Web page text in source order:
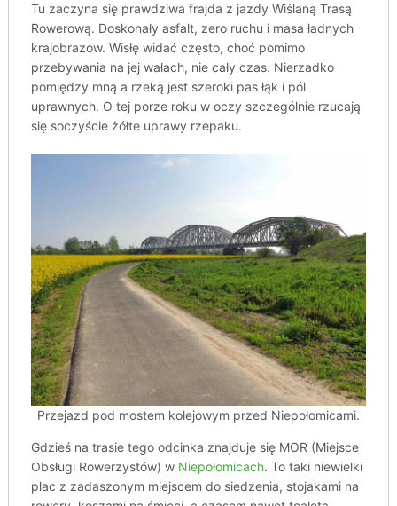
Tu zaczyna się prawdziwa frajda z jazdy Wiślaną Trasą
Rowerową. Doskonały asfalt, zero ruchu i masa ładnych
krajobrazów. Wisłę widać często, choć pomimo
przebywania na jej wałach, nie cały czas. Nierzadko
pomiędzy mną a rzeką jest szeroki pas łąk i pól
uprawnych. O tej porze roku w oczy szczególnie rzucają
się soczyście żółte uprawy rzepaku.
Przejazd pod mostem kolejowym przed Niepołomicami.
Gdzieś na trasie tego odcinka znajduje się MOR (Miejsce
Obsługi Rowerzystów) w Niepołomicach. To taki niewielki
plac z zadaszonym miejscem do siedzenia, stojakami na